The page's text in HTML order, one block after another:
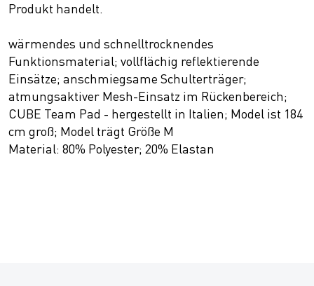
Produkt handelt.
wärmendes und schnelltrocknendes
Funktionsmaterial; vollflächig reflektierende
Einsätze; anschmiegsame Schulterträger;
atmungsaktiver Mesh-Einsatz im Rückenbereich;
CUBE Team Pad - hergestellt in Italien; Model ist 184
cm groß; Model trägt Größe M
Material: 80% Polyester; 20% Elastan